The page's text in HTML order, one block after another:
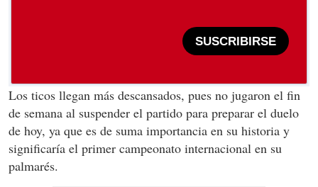
SUSCRIBIRSE
Los ticos llegan más descansados, pues no jugaron el fin
de semana al suspender el partido para preparar el duelo
de hoy, ya que es de suma importancia en su historia y
significaría el primer campeonato internacional en su
palmarés.